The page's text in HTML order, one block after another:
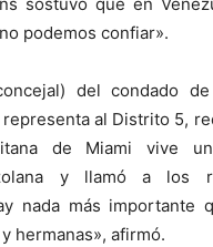
podemos confiar».
del condado de
al Distrito 5,
de Miami vive
y llamó a los
nada más importante
hermanas», afirmó.